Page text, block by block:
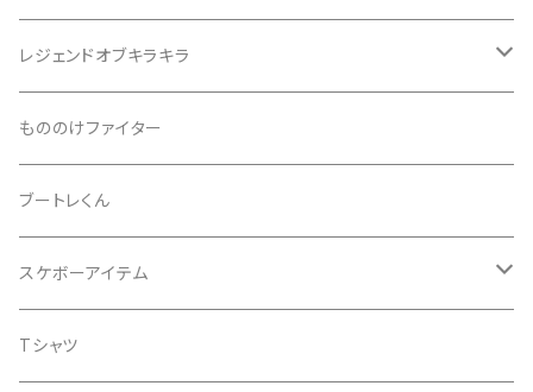
スクエア
ノイズ
レンチキュラー
箔ホロ
タマムシ
ノーマル
透明
グリッター
蓄光
レジェンドオブキラキラ
シール
缶バッチ
Tシャツ
バッグ
もののけファイター
ブートレくん
スケボーアイテム
デッキテープ
Tシャツ